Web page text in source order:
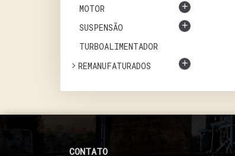
MOTOR +
SUSPENSÃO +
TURBOALIMENTADOR
REMANUFATURADOS
+
CONTATO